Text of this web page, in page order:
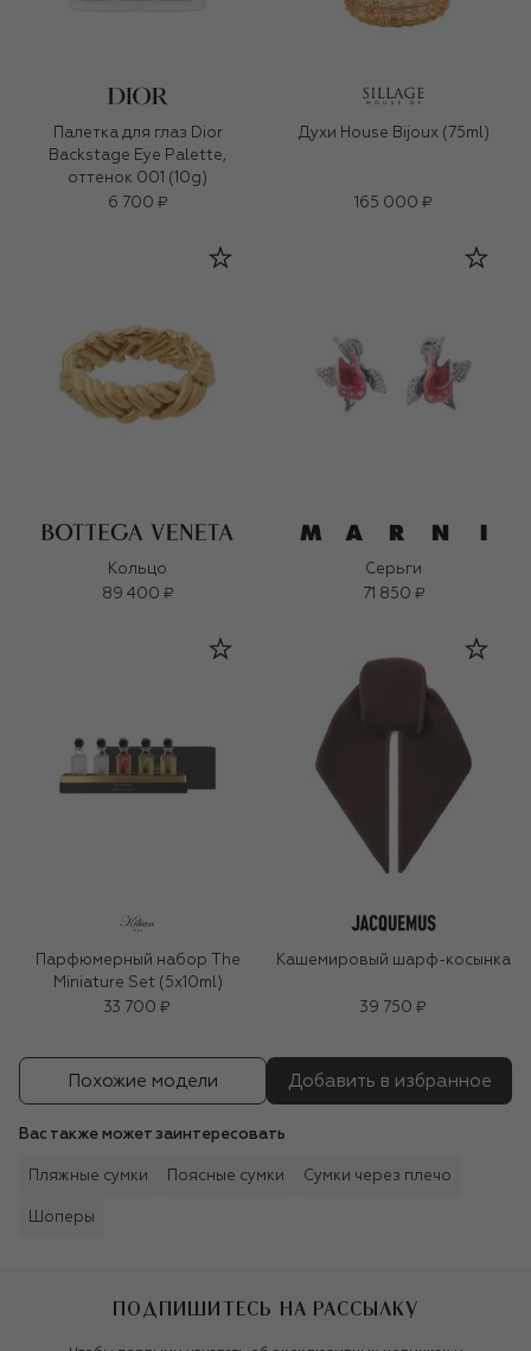
Палетка для глаз Dior
Backstage Eye Palette,
оттенок 001 (10g)
6 700 ₽
Духи House Bijoux (75ml)
165 000 ₽
Кольцо
89 400 ₽
Серьги
71 850 ₽
Парфюмерный набор The
Miniature Set (5x10ml)
33 700 ₽
Кашемировый шарф-косынка
39 750 ₽
Похожие модели Добавить в избранное
Вас также может заинтересовать
Пляжные сумки Поясные сумки Сумки через плечо
Шоперы
ПОДПИШИТЕСЬ НА РАССЫЛКУ